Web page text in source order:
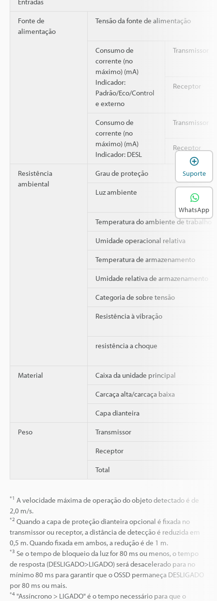
Fonte de
alimentação
Tensão da fonte de alimentação
Consumo de
corrente (no
máximo) (mA)
Indicador:
Padrão/Eco/Control
e externo
Transmissor
Receptor
Consumo de
corrente (no
máximo) (mA)
Indicador: DESL
Transmissor
Receptor
Resistência
ambiental
Grau de proteção
Luz ambiente
Temperatura do ambiente de trabalho
Umidade operacional relativa
Temperatura de armazenamento
Umidade relativa de armazenamento
Categoria de sobre tensão
Resistência à vibração
resistência a choque
Material Caixa da unidade principal
Carcaça alta/carcaça baixa
Capa dianteira
Peso Transmissor
Receptor
Total
*1 A velocidade máxima de operação do objeto detectado é de
2,0 m/s.
*2 Quando a capa de proteção dianteira opcional é fixada no
transmissor ou receptor, a distância de detecção é reduzida em
0,5 m. Quando fixada em ambos, a redução é de 1 m.
*3 Se o tempo de bloqueio da luz for 80 ms ou menos, o tempo
de resposta (DESLIGADO>LIGADO) será desacelerado para no
mínimo 80 ms para garantir que o OSSD permaneça DESLIGADO
por 80 ms ou mais.
*4 "Assíncrono > LIGADO" é o tempo necessário para que o
Suporte
WhatsApp